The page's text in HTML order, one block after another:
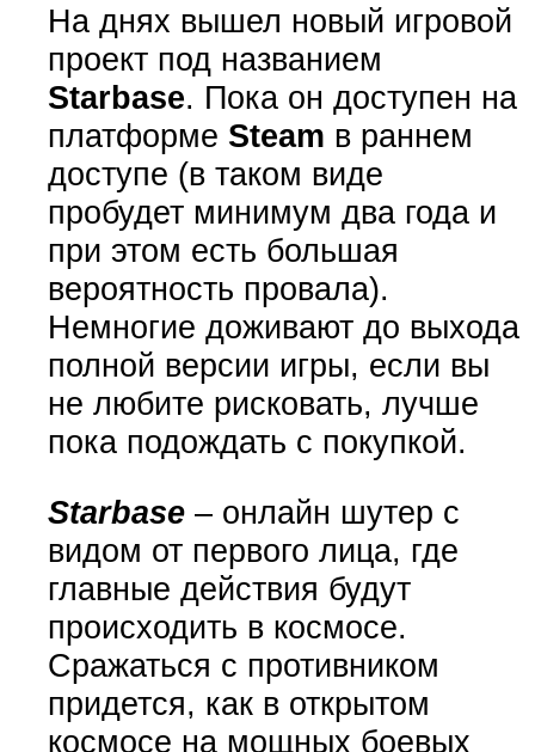
На днях вышел новый игровой
проект под названием
Starbase. Пока он доступен на
платформе Steam в раннем
доступе (в таком виде
пробудет минимум два года и
при этом есть большая
вероятность провала).
Немногие доживают до выхода
полной версии игры, если вы
не любите рисковать, лучше
пока подождать с покупкой.
Starbase– онлайн шутер с
видом от первого лица, где
главные действия будут
происходить в космосе.
Сражаться с противником
придется, как в открытом
космосе на мощных боевых